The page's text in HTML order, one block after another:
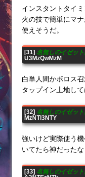
インスタントタイ
火の技で簡単にマ
使えそうだ。
[31] 名無しのイゼッ
U3MzQwMzM
白単人間かボロス
タップイン土地し
[32] 名無しのイゼッ
MzNTI3NTY
強いけど実際使う
いてたら神だったな
[33] 名無しのイゼッ